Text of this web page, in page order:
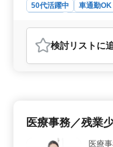
50代活躍中 車通勤OK
おすすめポイント
＜経験を活かせる医
ラーク業務、書類整
＞ シニア世代のス
通勤OK＆待遇面も
検討リスト に
医療事務／残業
医療事務・受付 /